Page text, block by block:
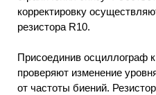
корректировку
резистора R10.
Присоединив осциллограф
проверяют изменение
от частоты биений.